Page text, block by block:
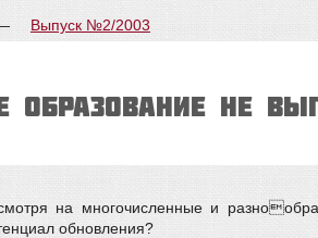
Выпуск №2/2003
ОБРАЗОВАНИЕ НЕ
на многочисленные и
обновления?